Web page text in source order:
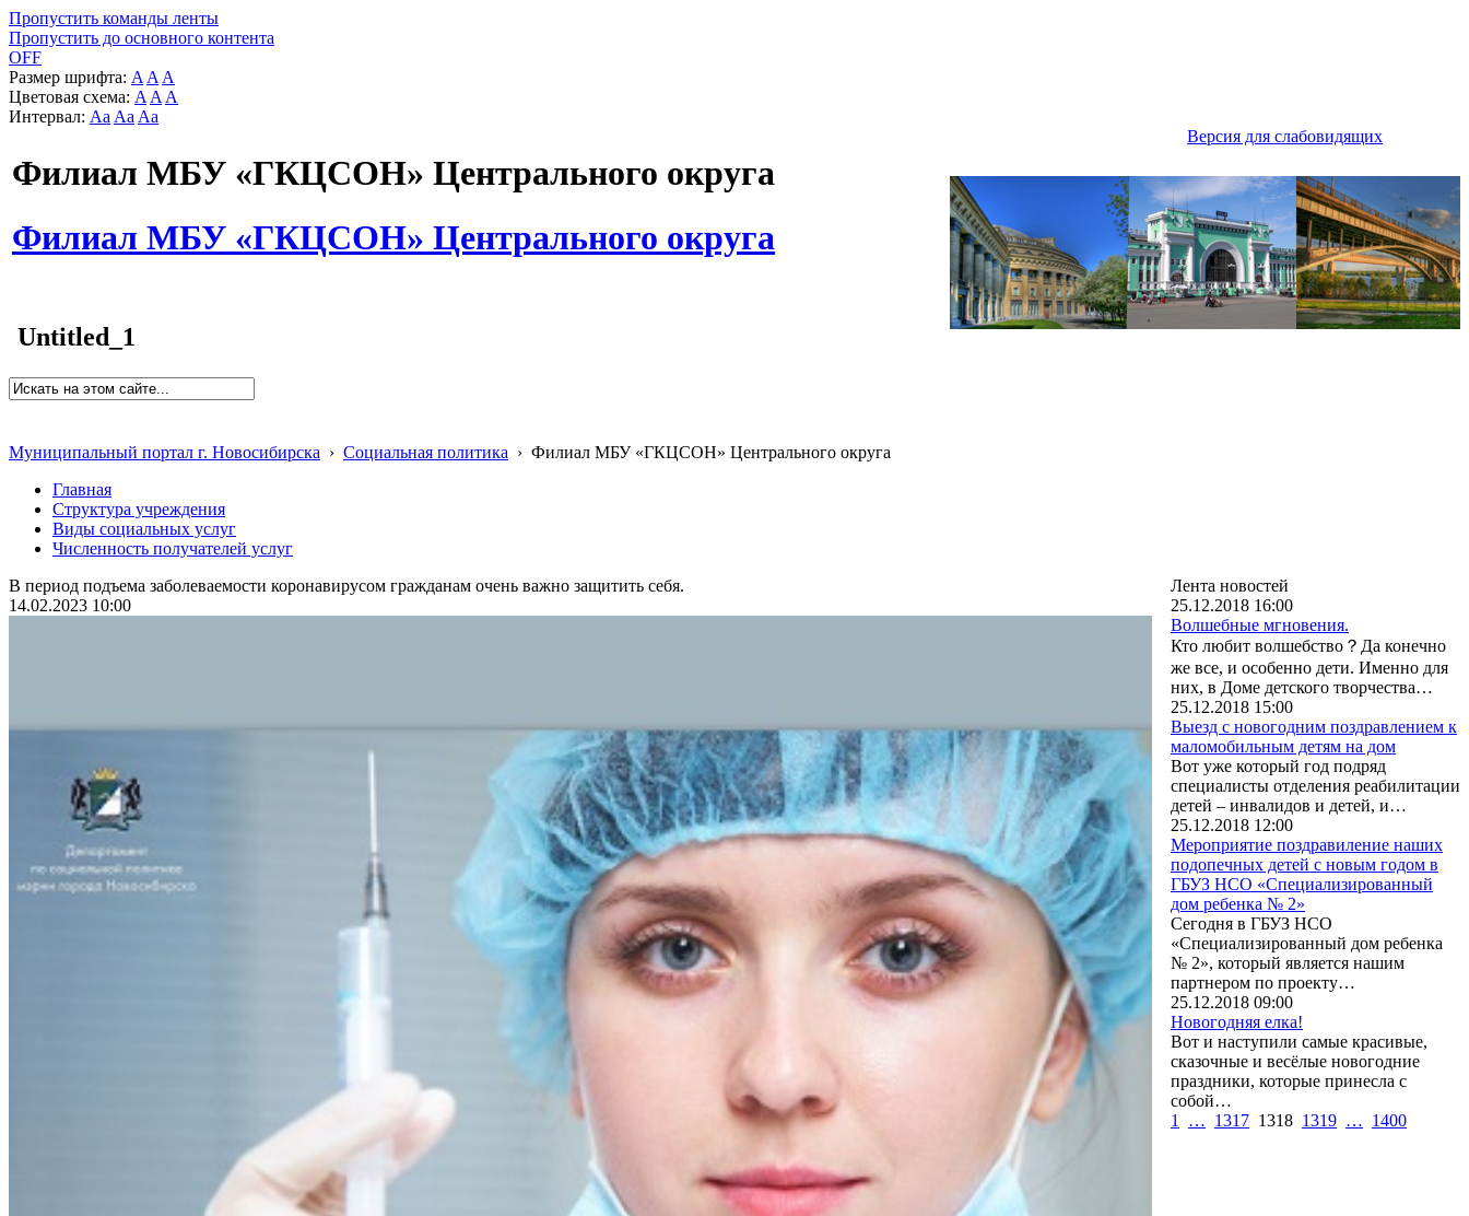
Пропустить команды ленты
Пропустить до основного контента
OFF
Размер шрифта: A A A
Цветовая схема: A A A
Интервал: Aa Aa Aa
Версия для слабовидящих
Филиал МБУ «ГКЦСОН» Центрального округа
Филиал МБУ «ГКЦСОН» Центрального округа
Untitled_1
Муниципальный портал г. Новосибирска › Социальная политика › Филиал МБУ «ГКЦСОН» Центрального округа
Главная
Структура учреждения
Виды социальных услуг
Численность получателей услуг
В период подъема заболеваемости коронавирусом гражданам очень важно защитить себя.
14.02.2023 10:00
Лента новостей
25.12.2018 16:00
Волшебные мгновения.
Кто любит волшебство？Да конечно
же все, и особенно дети. Именно для
них, в Доме детского творчества…
25.12.2018 15:00
Выезд с новогодним поздравлением к
маломобильным детям на дом
Вот уже который год подряд
специалисты отделения реабилитации
детей – инвалидов и детей, и…
25.12.2018 12:00
Мероприятие поздравиление наших
подопечных детей с новым годом в
ГБУЗ НСО «Специализированный
дом ребенка № 2»
Сегодня в ГБУЗ НСО
«Специализированный дом ребенка
№ 2», который является нашим
партнером по проекту…
25.12.2018 09:00
Новогодняя елка!
Вот и наступили самые красивые,
сказочные и весёлые новогодние
праздники, которые принесла с
собой…
1
… 1317 1318 1319 … 1400